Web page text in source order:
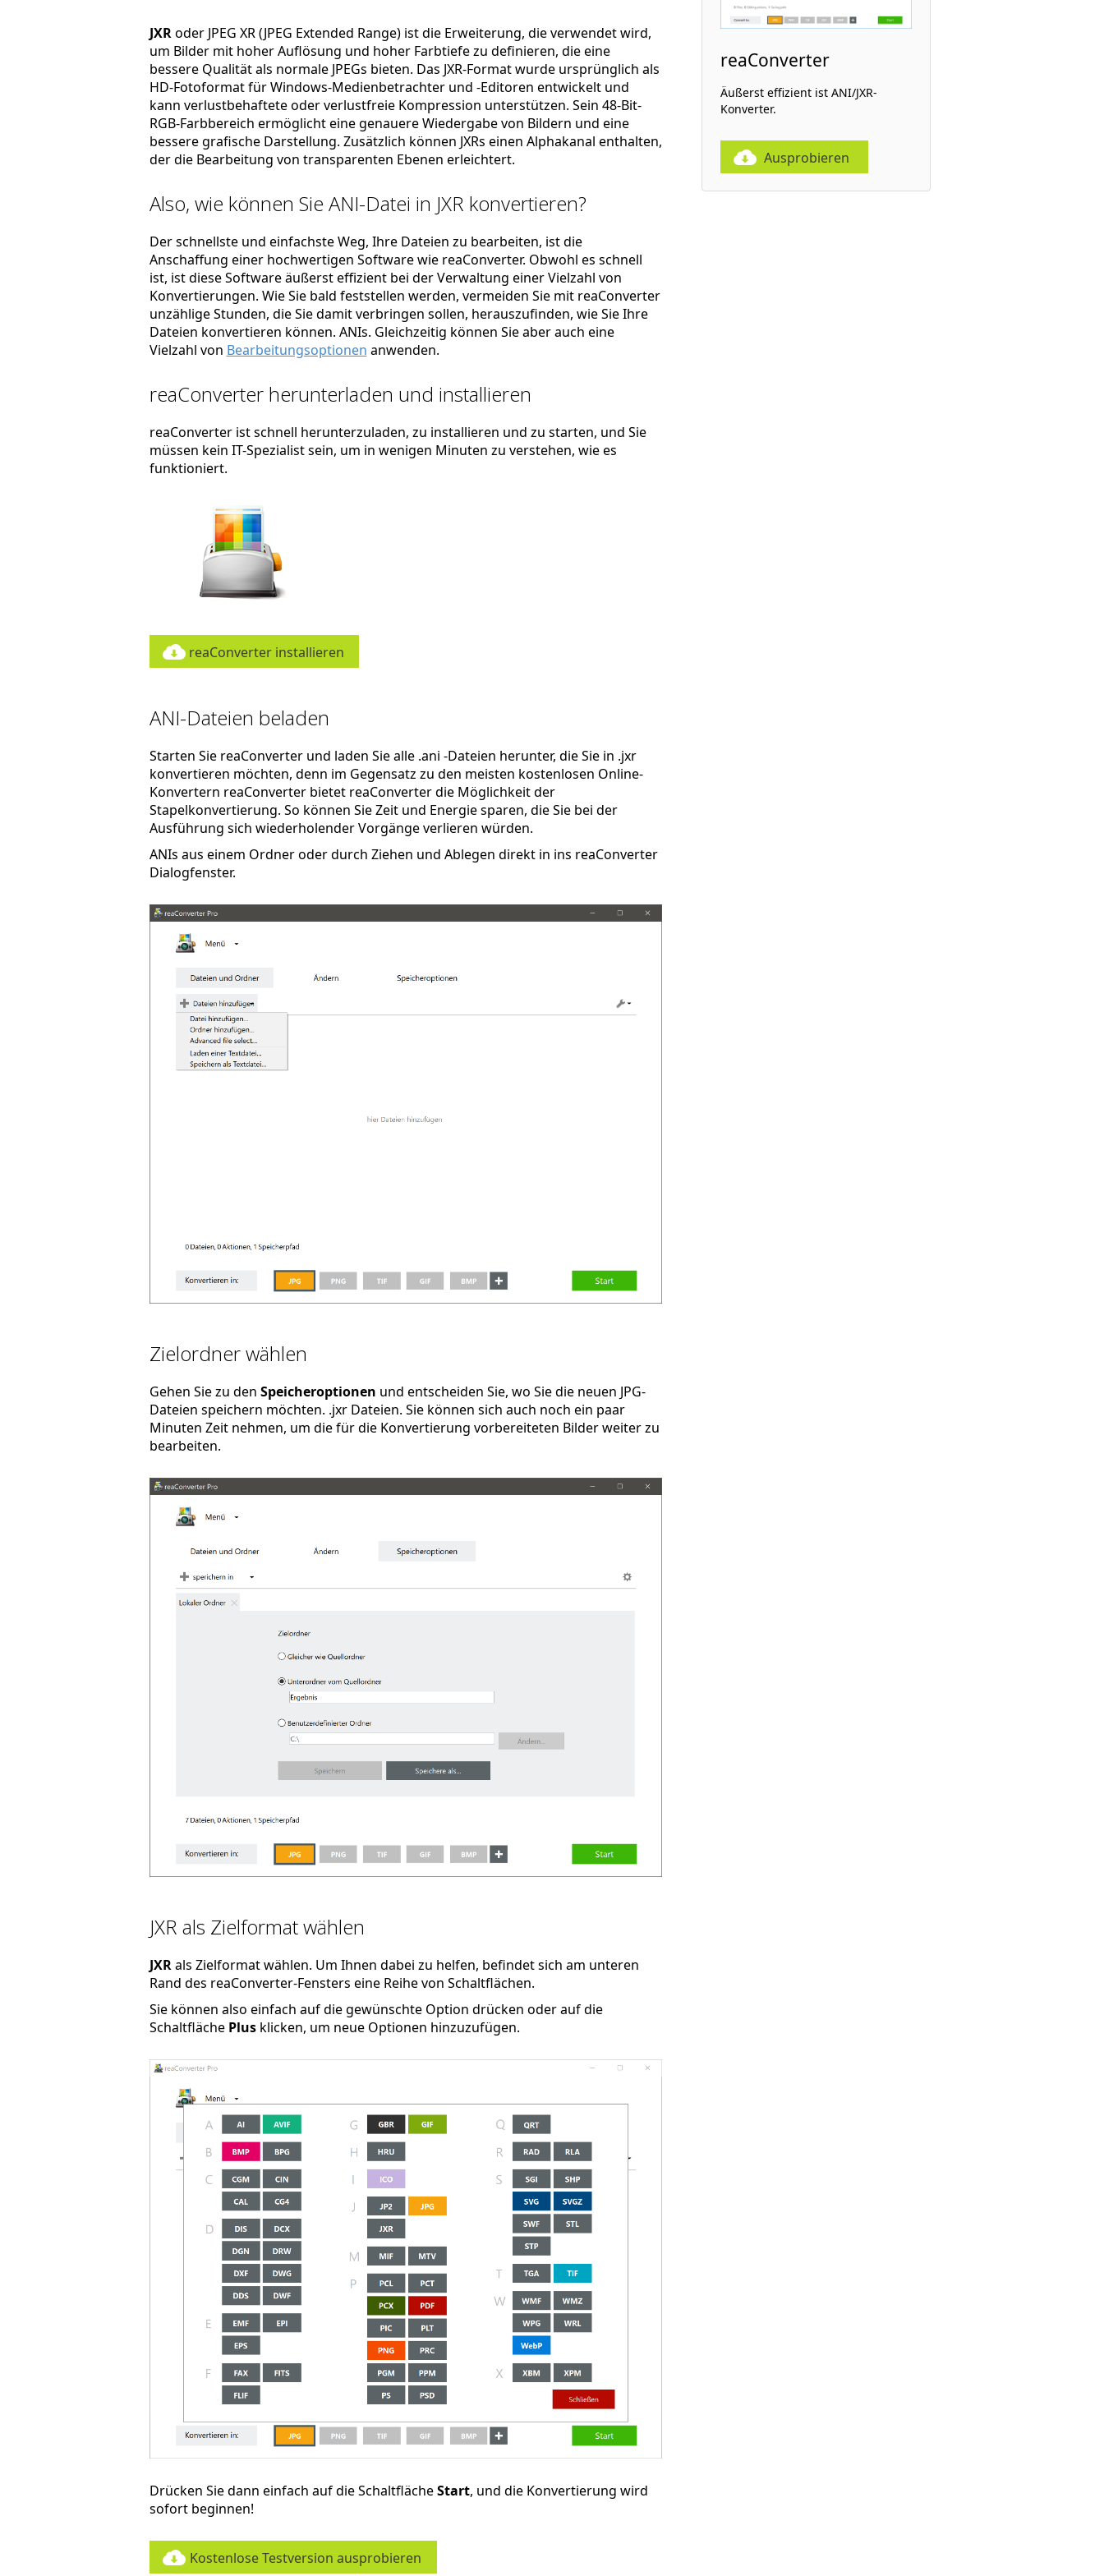
JXRoder JPEG XR (JPEG Extended Range) ist die Erweiterung, die verwendet wird,
um Bilder mit hoher Auflösung und hoher Farbtiefe zu definieren, die eine
bessere Qualität als normale JPEGs bieten. Das JXR-Format wurde ursprünglich als
HD-Fotoformat für Windows-Medienbetrachter und -Editoren entwickelt und
kann verlustbehaftete oder verlustfreie Kompression unterstützen. Sein 48-Bit-
RGB-Farbbereich ermöglicht eine genauere Wiedergabe von Bildern und eine
bessere grafische Darstellung. Zusätzlich können JXRs einen Alphakanal enthalten,
der die Bearbeitung von transparenten Ebenen erleichtert.
Also, wie können Sie ANI-Datei in JXR konvertieren?
Der schnellste und einfachste Weg, Ihre Dateien zu bearbeiten, ist die
Anschaffung einer hochwertigen Software wie reaConverter. Obwohl es schnell
ist, ist diese Software äußerst effizient bei der Verwaltung einer Vielzahl von
Konvertierungen. Wie Sie bald feststellen werden, vermeiden Sie mit reaConverter
unzählige Stunden, die Sie damit verbringen sollen, herauszufinden, wie Sie Ihre
Dateien konvertieren können. ANIs. Gleichzeitig können Sie aber auch eine
Vielzahl von Bearbeitungsoptionen anwenden.
reaConverter herunterladen und installieren
reaConverter ist schnell herunterzuladen, zu installieren und zu starten, und Sie
müssen kein IT-Spezialist sein, um in wenigen Minuten zu verstehen, wie es
funktioniert.
reaConverter installieren
ANI-Dateien beladen
Starten Sie reaConverter und laden Sie alle .ani -Dateien herunter, die Sie in .jxr
konvertieren möchten, denn im Gegensatz zu den meisten kostenlosen Online-
Konvertern reaConverter bietet reaConverter die Möglichkeit der
Stapelkonvertierung. So können Sie Zeit und Energie sparen, die Sie bei der
Ausführung sich wiederholender Vorgänge verlieren würden.
ANIs aus einem Ordner oder durch Ziehen und Ablegen direkt in ins reaConverter
Dialogfenster.
Zielordner wählen
Gehen Sie zu den Speicheroptionen und entscheiden Sie, wo Sie die neuen JPG-
Dateien speichern möchten. .jxr Dateien. Sie können sich auch noch ein paar
Minuten Zeit nehmen, um die für die Konvertierung vorbereiteten Bilder weiter zu
bearbeiten.
JXR als Zielformat wählen
JXRals Zielformat wählen. Um Ihnen dabei zu helfen, befindet sich am unteren
Rand des reaConverter-Fensters eine Reihe von Schaltflächen.
Sie können also einfach auf die gewünschte Option drücken oder auf die
Schaltfläche Plusklicken, um neue Optionen hinzuzufügen.
Drücken Sie dann einfach auf die SchaltflächeStart, und die Konvertierung wird
sofort beginnen!
Kostenlose Testversion ausprobieren
reaConverter
Äußerst effizient ist ANI/JXR-
Konverter.
Ausprobieren